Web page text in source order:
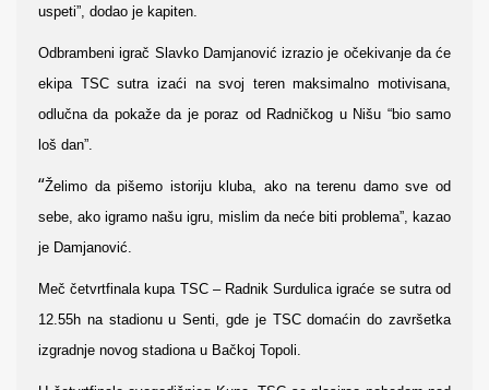
uspeti”, dodao je kapiten.
Odbrambeni igrač Slavko Damjanović izrazio je očekivanje da će
ekipa TSC sutra izaći na svoj teren maksimalno motivisana,
odlučna da pokaže da je poraz od Radničkog u Nišu “bio samo
loš dan”.
“Želimo da pišemo istoriju kluba, ako na terenu damo sve od
sebe, ako igramo našu igru, mislim da neće biti problema”, kazao
je Damjanović.
Meč četvrtfinala kupa TSC – Radnik Surdulica igraće se sutra od
12.55h na stadionu u Senti, gde je TSC domaćin do završetka
izgradnje novog stadiona u Bačkoj Topoli.